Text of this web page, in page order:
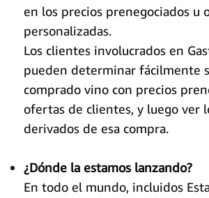
en los precios prenegociados u
personalizadas.
Los clientes involucrados en
pueden determinar fácilmente
comprado vino con precios
ofertas de clientes, y luego ver
derivados de esa compra.
¿Dónde la estamos lanzando?
En todo el mundo, incluidos